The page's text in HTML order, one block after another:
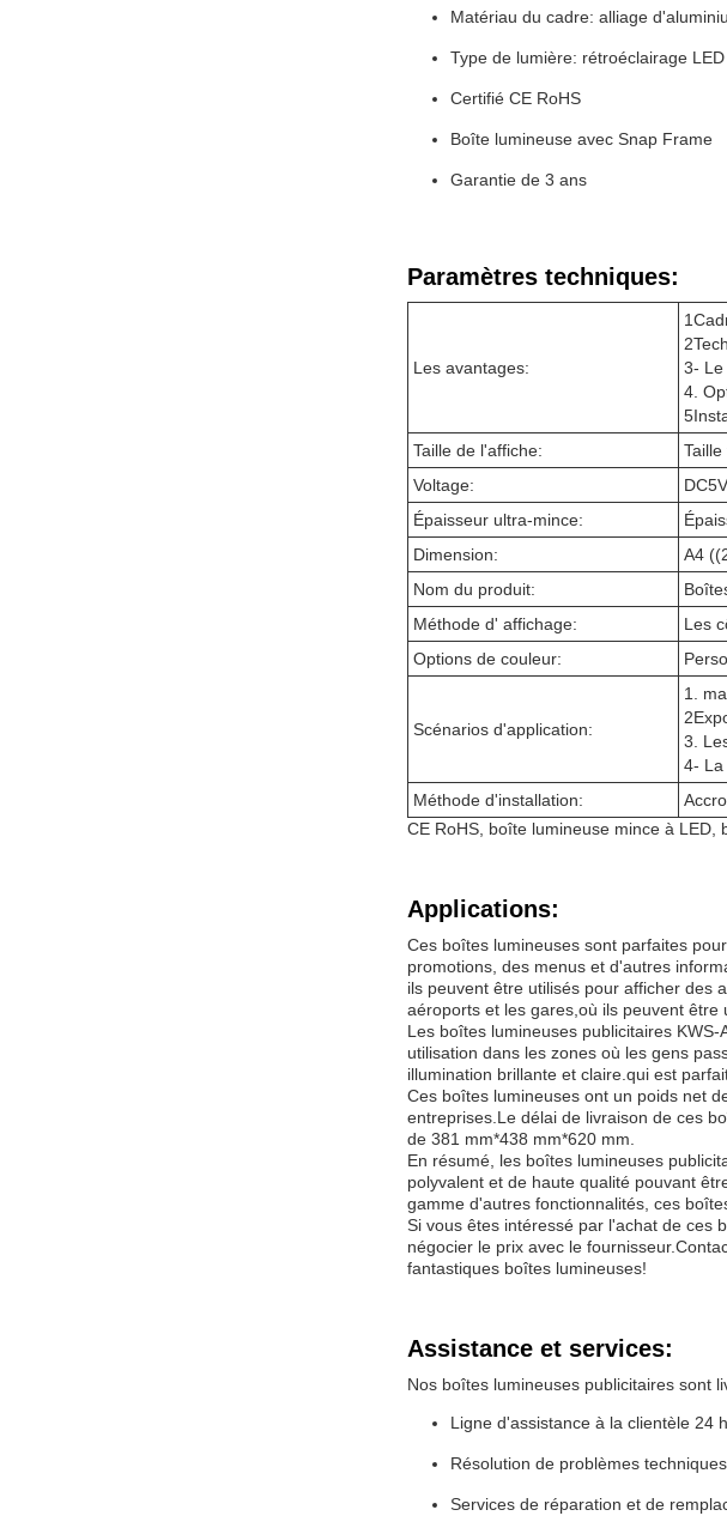
Matériau du cadre: alliage
Type de lumière: rétroéclairage LED
Certifié CE RoHS
Boîte lumineuse avec Snap Frame
Garantie de 3 ans
Paramètres techniques:
Les avantages:
3- Le
4.
Taille de l'affiche:
Voltage:
DC5V
Épaisseur ultra-mince:
Dimension:
A4
Nom du produit:
Méthode d' affichage:
Les
Options de couleur:
Scénarios d'application:
1.
3.
4- La
Méthode d'installation:
CE RoHS, boîte lumineuse mince à LED,
Applications:
Ces boîtes lumineuses sont parfaites
promotions, des menus et d'autres
ils peuvent être utilisés pour afficher des
aéroports et les gares,où ils peuvent être
Les boîtes lumineuses publicitaires
utilisation dans les zones où les gens
illumination brillante et claire.qui est
Ces boîtes lumineuses ont un poids net
entreprises.Le délai de livraison de ces
de 381 mm*438 mm*620 mm.
En résumé, les boîtes lumineuses
polyvalent et de haute qualité pouvant
gamme d'autres fonctionnalités, ces
Si vous êtes intéressé par l'achat de ces
négocier le prix avec le
fantastiques boîtes lumineuses!
Assistance et services:
Nos boîtes lumineuses publicitaires sont
Ligne d'assistance à la clientèle 24
Résolution de problèmes
Services de réparation et de